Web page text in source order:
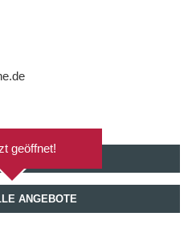
ANZEIGEN
geöffnet!
ANGEBOTE